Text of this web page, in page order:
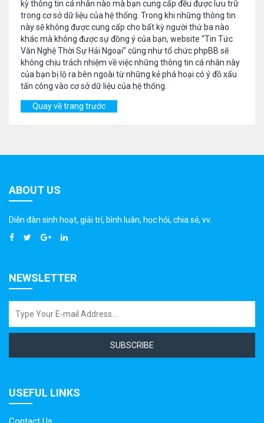
kỳ thông tin cá nhân nào mà bạn cung cấp đều được lưu trữ
trong cơ sở dữ liệu của hệ thống. Trong khi những thông tin
này sẽ không được cung cấp cho bất kỳ người thứ ba nào
khác mà không được sự đồng ý của bạn, website “Tin Tức
Văn Nghệ Thời Sự Hải Ngoại” cũng như tổ chức phpBB sẽ
không chịu trách nhiệm về việc những thông tin cá nhân này
của bạn bị lộ ra bên ngoài từ những kẻ phá hoại có ý đồ xấu
tấn công vào cơ sở dữ liệu của hệ thống.
Quay về trang trước
ABOUT US
Diễn đàn sinh hoạt, giải trí, bình luân, học hỏi, chia sẻ, vv.
NEWSLETTER
SUBSCRIBE
USEFUL LINKS